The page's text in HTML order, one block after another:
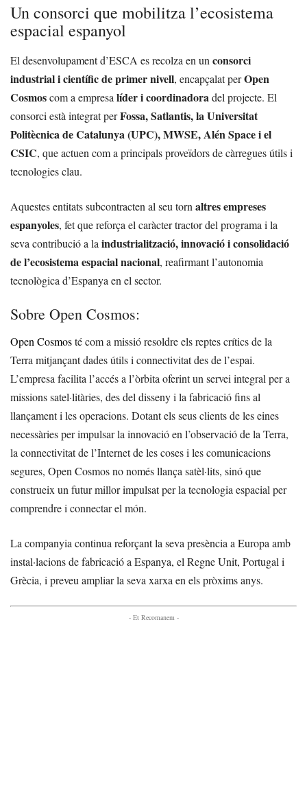
Un consorci que mobilitza l’ecosistema
espacial espanyol
El desenvolupament d’ESCA es recolza en un consorci
industrial i científic de primer nivell, encapçalat perOpen
Cosmoscom a empresa líder i coordinadora del projecte. El
consorci està integrat perFossa, Satlantis, la Universitat
Politècnica de Catalunya (UPC), MWSE, Alén Space i el
CSIC, que actuen com a principals proveïdors de càrregues útils i
tecnologies clau.
Aquestes entitats subcontracten al seu torn altres empreses
espanyoles, fet que reforça el caràcter tractor del programa i la
seva contribució a la industrialització, innovació i consolidació
de l’ecosistema espacial nacional, reafirmant l’autonomia
tecnològica d’Espanya en el sector.
Sobre Open Cosmos:
Open Cosmosté com a missió resoldre els reptes crítics de la
Terra mitjançant dades útils i connectivitat des de l’espai.
L’empresa facilita l’accés a l’òrbita oferint un servei integral per a
missions satel·litàries, des del disseny i la fabricació fins al
llançament i les operacions. Dotant els seus clients de les eines
necessàries per impulsar la innovació en l’observació de la Terra,
la connectivitat de l’Internet de les coses i les comunicacions
segures, Open Cosmos no només llança satèl·lits, sinó que
construeix un futur millor impulsat per la tecnologia espacial per
comprendre i connectar el món.
La companyia continua reforçant la seva presència a Europa amb
instal·lacions de fabricació a Espanya, el Regne Unit, Portugal i
Grècia, i preveu ampliar la seva xarxa en els pròxims anys.
- Et Recomanem -